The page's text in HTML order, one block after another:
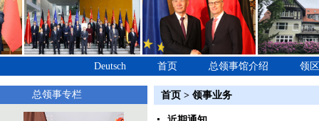
Deutsch 首页 总领事馆介绍 领
总领事专栏 首页 > 领事业务